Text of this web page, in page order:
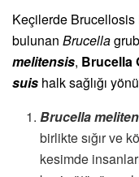
Keçilerde Brucellosis
bulunan Brucella
melitensis, Brucella
suis halk sağlığı
Brucella
birlikte sığır ve
kesimde